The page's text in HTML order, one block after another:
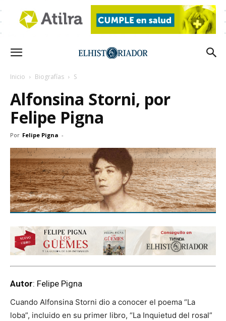
Inicio Biografías S
Alfonsina Storni, por
Felipe Pigna
Por Felipe Pigna -
Autor: Felipe Pigna
Cuando Alfonsina Storni dio a conocer el poema “La
loba”, incluido en su primer libro, “La Inquietud del rosal”